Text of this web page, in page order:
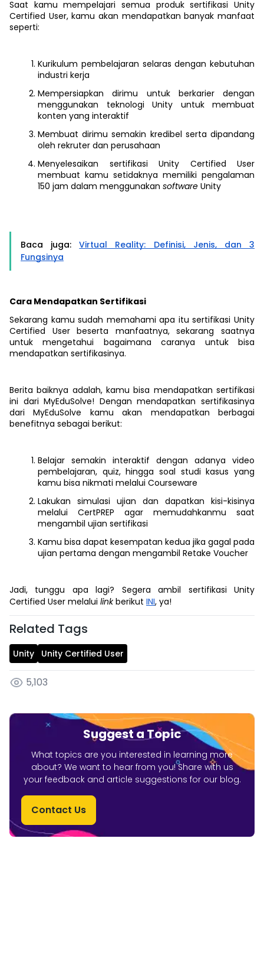
Saat kamu mempelajari semua produk sertifikasi Unity
Certified User, kamu akan mendapatkan banyak manfaat
seperti:
Kurikulum pembelajaran selaras dengan kebutuhan
industri kerja
Mempersiapkan dirimu untuk berkarier dengan
menggunakan teknologi Unity untuk membuat
konten yang interaktif
Membuat dirimu semakin kredibel serta dipandang
oleh rekruter dan perusahaan
Menyelesaikan sertifikasi Unity Certified User
membuat kamu setidaknya memiliki pengalaman
150 jam dalam menggunakan software Unity
Baca juga:Virtual Reality: Definisi, Jenis, dan 3
Fungsinya
Cara Mendapatkan Sertifikasi
Sekarang kamu sudah memahami apa itu sertifikasi Unity
Certified User beserta manfaatnya, sekarang saatnya
untuk mengetahui bagaimana caranya untuk bisa
mendapatkan sertifikasinya.
Berita baiknya adalah, kamu bisa mendapatkan sertifikasi
ini dari MyEduSolve! Dengan mendapatkan sertifikasinya
dari MyEduSolve kamu akan mendapatkan berbagai
benefitnya sebagai berikut:
Belajar semakin interaktif dengan adanya video
pembelajaran, quiz, hingga soal studi kasus yang
kamu bisa nikmati melalui Courseware
Lakukan simulasi ujian dan dapatkan kisi-kisinya
melalui CertPREP agar memudahkanmu saat
mengambil ujian sertifikasi
Kamu bisa dapat kesempatan kedua jika gagal pada
ujian pertama dengan mengambil Retake Voucher
Jadi, tunggu apa lagi? Segera ambil sertifikasi Unity
Certified User melalui link berikut INI, ya!
Related Tags
Unity Unity Certified User
5,103
Suggest a Topic
What topics are you interested in learning more
about? We want to hear from you! Share with us
your feedback and article suggestions for our blog.
Contact Us